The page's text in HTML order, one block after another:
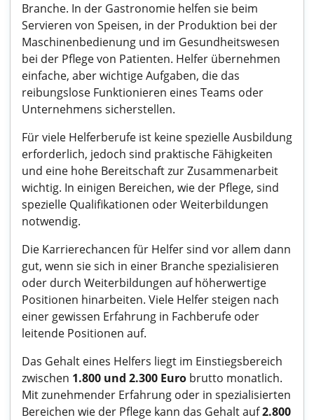
Branche. In der Gastronomie helfen sie beim
Servieren von Speisen, in der Produktion bei der
Maschinenbedienung und im Gesundheitswesen
bei der Pflege von Patienten. Helfer übernehmen
einfache, aber wichtige Aufgaben, die das
reibungslose Funktionieren eines Teams oder
Unternehmens sicherstellen.
Für viele Helferberufe ist keine spezielle Ausbildung
erforderlich, jedoch sind praktische Fähigkeiten
und eine hohe Bereitschaft zur Zusammenarbeit
wichtig. In einigen Bereichen, wie der Pflege, sind
spezielle Qualifikationen oder Weiterbildungen
notwendig.
Die Karrierechancen für Helfer sind vor allem dann
gut, wenn sie sich in einer Branche spezialisieren
oder durch Weiterbildungen auf höherwertige
Positionen hinarbeiten. Viele Helfer steigen nach
einer gewissen Erfahrung in Fachberufe oder
leitende Positionen auf.
Das Gehalt eines Helfers liegt im Einstiegsbereich
zwischen 1.800 und 2.300 Euro brutto monatlich.
Mit zunehmender Erfahrung oder in spezialisierten
Bereichen wie der Pflege kann das Gehalt auf2.800